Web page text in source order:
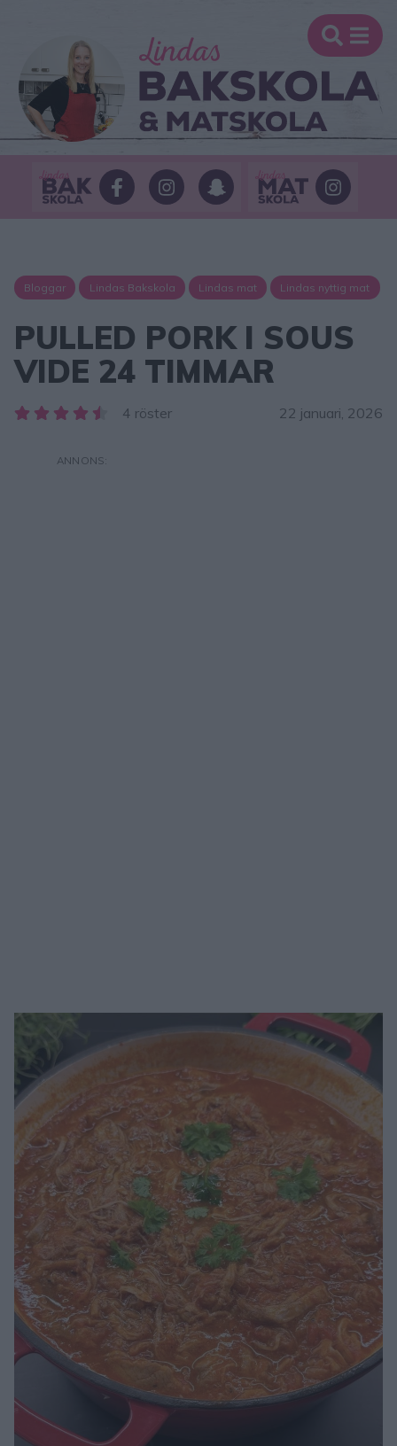
Bloggar Lindas Bakskola Lindas mat Lindas nyttig mat
PULLED PORK I SOUS
VIDE 24 TIMMAR
4 röster 22 januari, 2026